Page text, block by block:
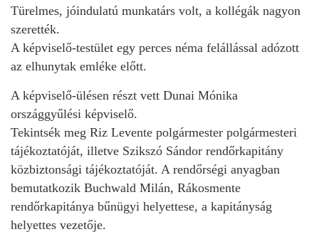
Türelmes, jóindulatú munkatárs volt, a kollégák nagyon
szerették.
A képviselő-testület egy perces néma felállással adózott
az elhunytak emléke előtt.
A képviselő-ülésen részt vett Dunai Mónika
országgyűlési képviselő.
Tekintsék meg Riz Levente polgármester polgármesteri
tájékoztatóját, illetve Szikszó Sándor rendőrkapitány
közbiztonsági tájékoztatóját. A rendőrségi anyagban
bemutatkozik Buchwald Milán, Rákosmente
rendőrkapitánya bűnügyi helyettese, a kapitányság
helyettes vezetője.